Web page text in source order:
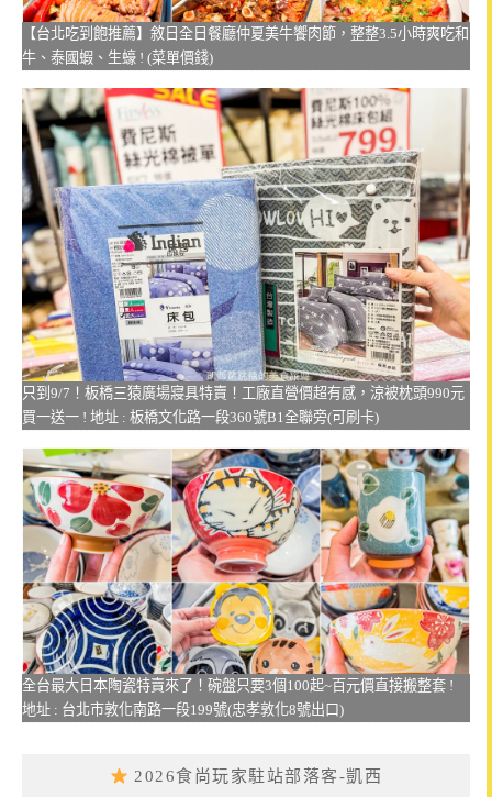
【台北吃到飽推薦】敘日全日餐廳仲夏美牛饗肉節，整整3.5小時爽吃和
牛、泰國蝦、生蠔 ! (菜單價錢)
只到9/7！板橋三猿廣場寢具特賣！工廠直營價超有感，涼被枕頭990元
買一送一 ! 地址 : 板橋文化路一段360號B1全聯旁(可刷卡)
全台最大日本陶瓷特賣來了！碗盤只要3個100起~百元價直接搬整套 !
地址 : 台北市敦化南路一段199號(忠孝敦化8號出口)
2026食尚玩家駐站部落客-凱西